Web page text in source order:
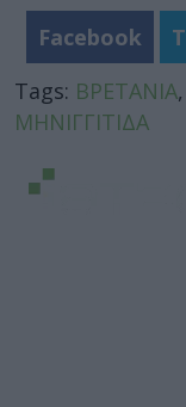
Facebook
Tags: ΒΡΕΤΑΝΙΑ,
ΜΗΝΙΓΓΙΤΙΔΑ